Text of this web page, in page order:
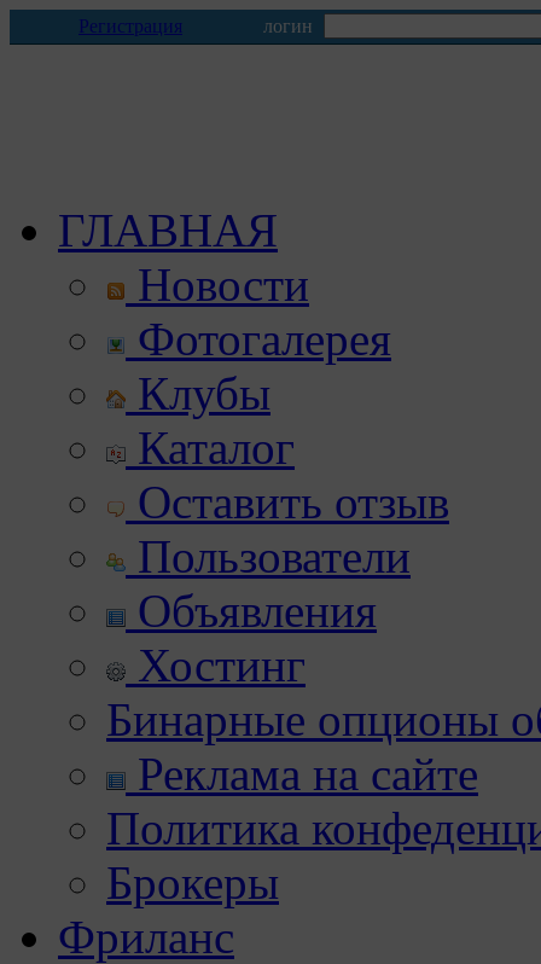
Регистрация логин
ГЛАВНАЯ
Новости
Фотогалерея
Клубы
Каталог
Оставить отзыв
Пользователи
Объявления
Хостинг
Бинарные опционы
Реклама на сайте
Политика
Брокеры
Фриланс